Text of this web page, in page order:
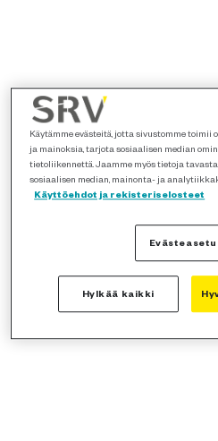
Käytämme evästeitä, jotta sivustomme toimii
ja mainoksia, tarjota sosiaalisen median
tietoliikennettä. Jaamme myös tietoja
sosiaalisen median, mainonta- ja
Käyttöehdot ja rekisteriselosteet
Hylkää kaikki